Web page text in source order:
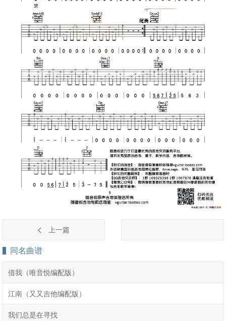
上一篇
同名曲谱
借我（唯音悦编配版）
江南（又又吉他编配版）
我们总是在寻找